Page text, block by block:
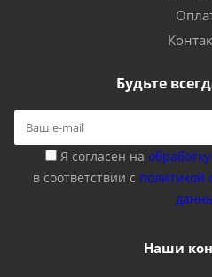
Будьте
Я согласен на
в соответствии с политикой
Наши